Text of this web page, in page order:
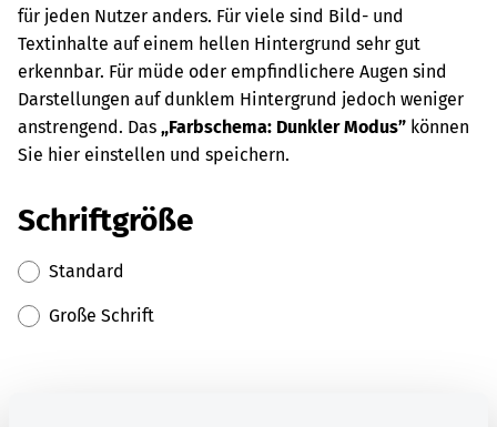
für jeden Nutzer anders. Für viele sind Bild- und
Textinhalte auf einem hellen Hintergrund sehr gut
erkennbar. Für müde oder empfindlichere Augen sind
Darstellungen auf dunklem Hintergrund jedoch weniger
anstrengend. Das „Farbschema: Dunkler Modus” können
Sie hier einstellen und speichern.
Schriftgröße
Standard
Große Schrift